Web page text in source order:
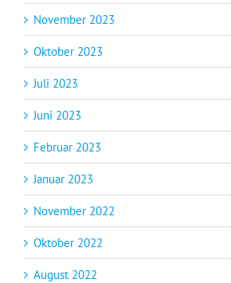
November 2023
Oktober 2023
Juli 2023
Juni 2023
Februar 2023
Januar 2023
November 2022
Oktober 2022
August 2022